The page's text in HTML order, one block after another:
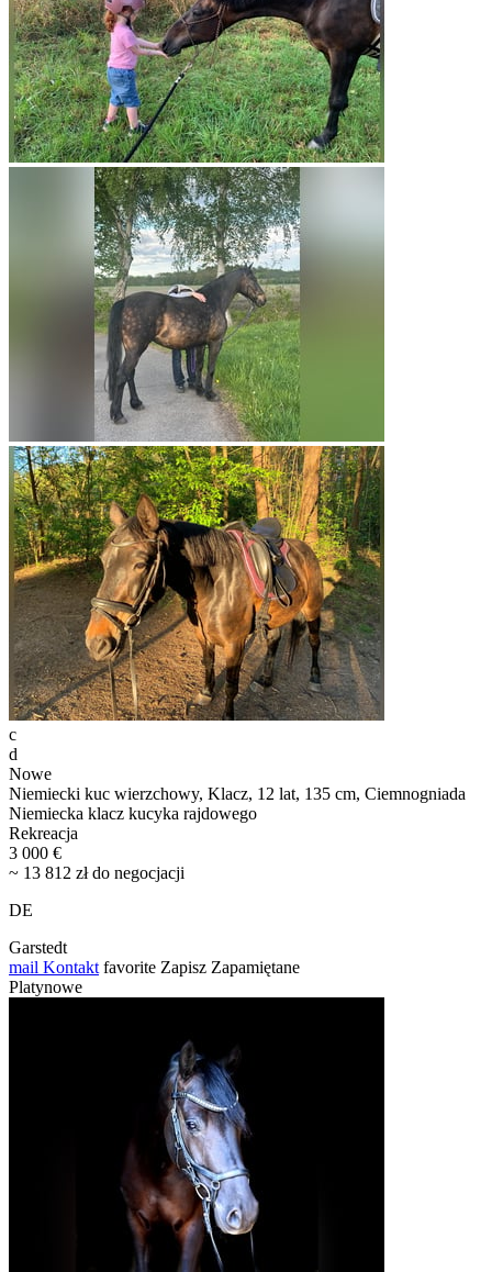
c
d
Nowe
Niemiecki kuc wierzchowy, Klacz, 12 lat, 135 cm, Ciemnogniada
Niemiecka klacz kucyka rajdowego
Rekreacja
3 000 €
~ 13 812 zł do negocjacji
DE
Garstedt
mail Kontakt favorite Zapisz Zapamiętane
Platynowe